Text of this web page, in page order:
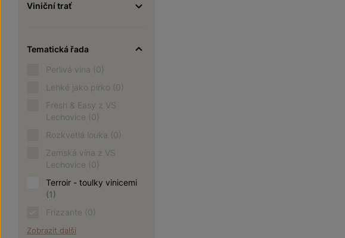
Viniční trať
Tematická řada
Perlivá vína (0)
Lehké jako pírko (0)
Fresh & Easy z VS
Lechovice (0)
Rozkvetlá louka (0)
Zemská vína z VS
Lechovice (0)
Terroir - toulky vinicemi
(1)
Frizzante (0)
Zobrazit další